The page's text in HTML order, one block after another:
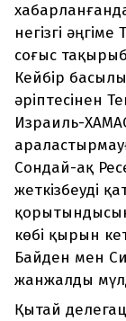
негізгі
соғыс
Кейбір
әріптесінен
Израиль-
Сондай-ақ
жеткізбеуді
көбі қырын
Байден мен
жанжалды
Қытай